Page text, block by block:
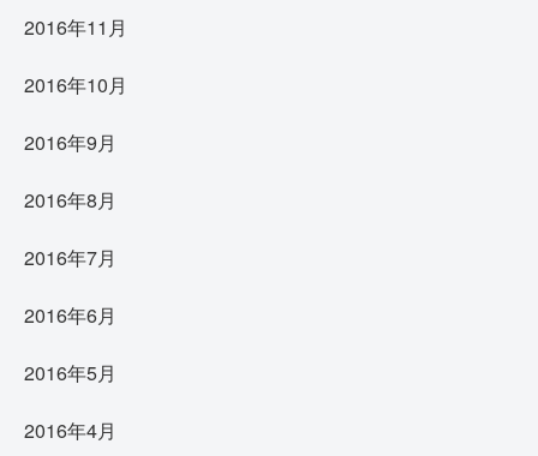
2016年11月
2016年10月
2016年9月
2016年8月
2016年7月
2016年6月
2016年5月
2016年4月